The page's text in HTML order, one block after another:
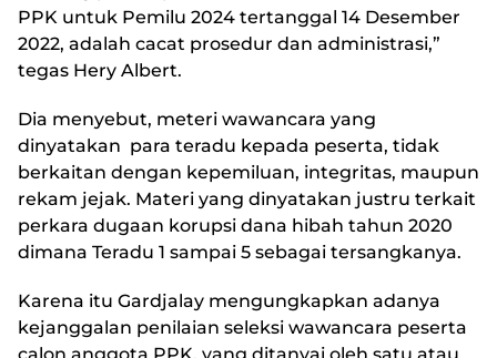
PPK untuk Pemilu 2024 tertanggal 14 Desember
2022, adalah cacat prosedur dan administrasi,”
tegas Hery Albert.
Dia menyebut, meteri wawancara yang
dinyatakan para teradu kepada peserta, tidak
berkaitan dengan kepemiluan, integritas, maupun
rekam jejak. Materi yang dinyatakan justru terkait
perkara dugaan korupsi dana hibah tahun 2020
dimana Teradu 1 sampai 5 sebagai tersangkanya.
Karena itu Gardjalay mengungkapkan adanya
kejanggalan penilaian seleksi wawancara peserta